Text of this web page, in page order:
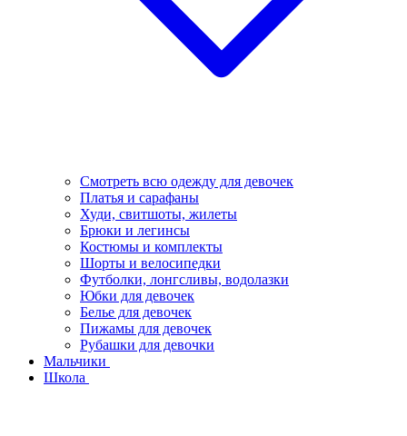
Смотреть всю одежду для девочек
Платья и сарафаны
Худи, свитшоты, жилеты
Брюки и легинсы
Костюмы и комплекты
Шорты и велосипедки
Футболки, лонгсливы, водолазки
Юбки для девочек
Белье для девочек
Пижамы для девочек
Рубашки для девочки
Мальчики
Школа